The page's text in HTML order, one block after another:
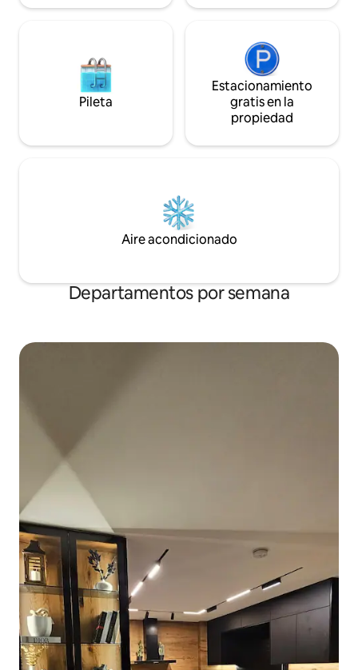
Pileta
Estacionamiento
gratis en la
propiedad
Aire acondicionado
Departamentos por semana